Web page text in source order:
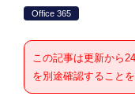
Office 365
この記事は更新から
を別途確認すること